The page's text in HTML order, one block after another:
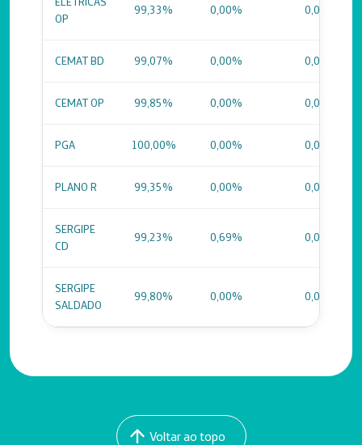
OP
99,33% 0,00% 0,00%
CEMAT BD 99,07% 0,00% 0,00%
CEMAT OP 99,85% 0,00% 0,00%
PGA 100,00% 0,00% 0,00%
PLANO R 99,35% 0,00% 0,00%
SERGIPE
CD
99,23% 0,69% 0,00%
SERGIPE
SALDADO
99,80% 0,00% 0,00%
Voltar ao topo